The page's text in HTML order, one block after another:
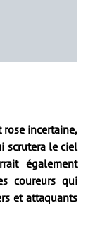
rose incertaine,
scrutera le ciel
également
coureurs qui
et attaquants